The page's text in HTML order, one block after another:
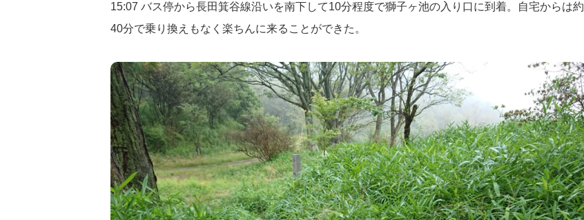
15:07 バス停から長田箕谷線沿いを南下して10分程度で獅子ヶ池の入り口に到着。自宅からは約
40分で乗り換えもなく楽ちんに来ることができた。